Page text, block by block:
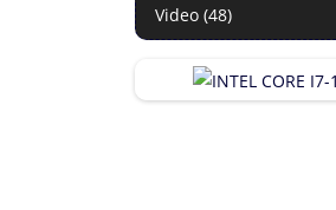
Video (48)